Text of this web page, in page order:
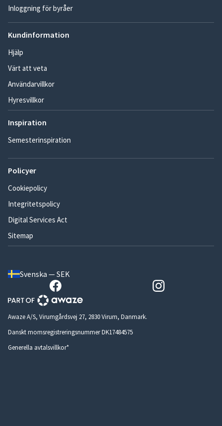
Inloggning för byråer
Kundinformation
Hjälp
Värt att veta
Användarvillkor
Hyresvillkor
Inspiration
Semesterinspiration
Policyer
Cookiepolicy
Integritetspolicy
Digital Services Act
Sitemap
Svenska — SEK
Awaze A/S, Virumgårdsvej 27, 2830 Virum, Danmark.
Danskt momsregistreringsnummer DK17484575
Generella avtalsvillkor*